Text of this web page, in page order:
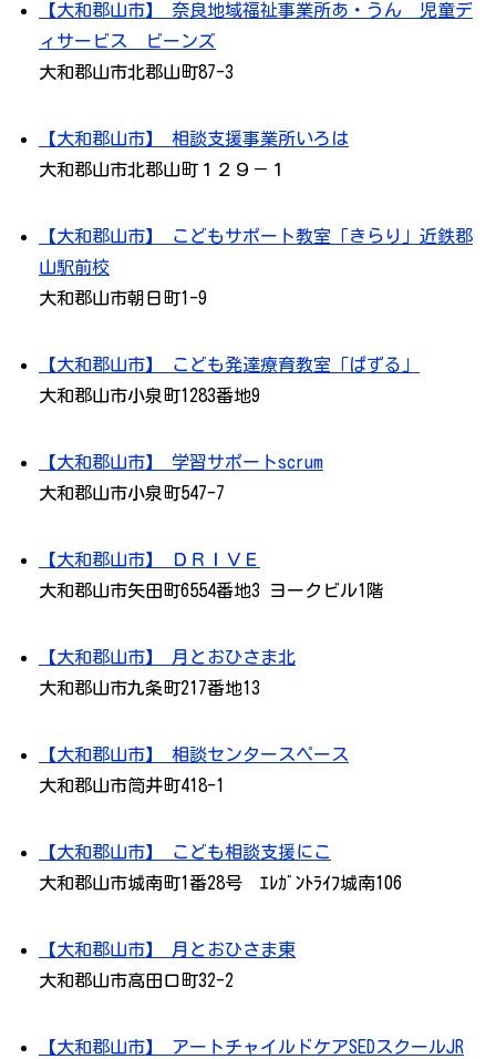
【大和郡山市】 奈良地域福祉事業所あ・うん 児童デ
ィサービス ビーンズ
大和郡山市北郡山町87-3
【大和郡山市】 相談支援事業所いろは
大和郡山市北郡山町１２９－１
【大和郡山市】 こどもサポート教室「きらり」近鉄郡
山駅前校
大和郡山市朝日町1-9
【大和郡山市】 こども発達療育教室「ぱずる」
大和郡山市小泉町1283番地9
【大和郡山市】 学習サポートscrum
大和郡山市小泉町547-7
【大和郡山市】 ＤＲＩＶＥ
大和郡山市矢田町6554番地3 ヨークビル1階
【大和郡山市】 月とおひさま北
大和郡山市九条町217番地13
【大和郡山市】 相談センタースペース
大和郡山市筒井町418-1
【大和郡山市】 こども相談支援にこ
大和郡山市城南町1番28号 ｴﾚｶﾞﾝﾄﾗｲﾌ城南106
【大和郡山市】 月とおひさま東
大和郡山市高田口町32-2
【大和郡山市】 アートチャイルドケアSEDスクールJR